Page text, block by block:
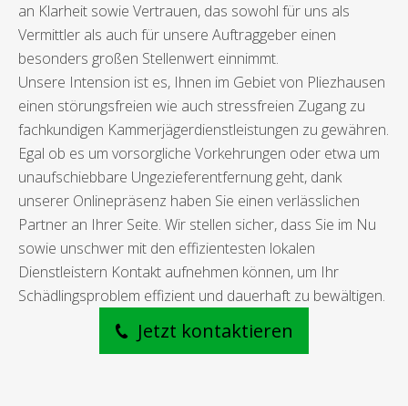
an Klarheit sowie Vertrauen, das sowohl für uns als
Vermittler als auch für unsere Auftraggeber einen
besonders großen Stellenwert einnimmt.
Unsere Intension ist es, Ihnen im Gebiet von Pliezhausen
einen störungsfreien wie auch stressfreien Zugang zu
fachkundigen Kammerjägerdienstleistungen zu gewähren.
Egal ob es um vorsorgliche Vorkehrungen oder etwa um
unaufschiebbare Ungezieferentfernung geht, dank
unserer Onlinepräsenz haben Sie einen verlässlichen
Partner an Ihrer Seite. Wir stellen sicher, dass Sie im Nu
sowie unschwer mit den effizientesten lokalen
Dienstleistern Kontakt aufnehmen können, um Ihr
Schädlingsproblem effizient und dauerhaft zu bewältigen.
Jetzt kontaktieren